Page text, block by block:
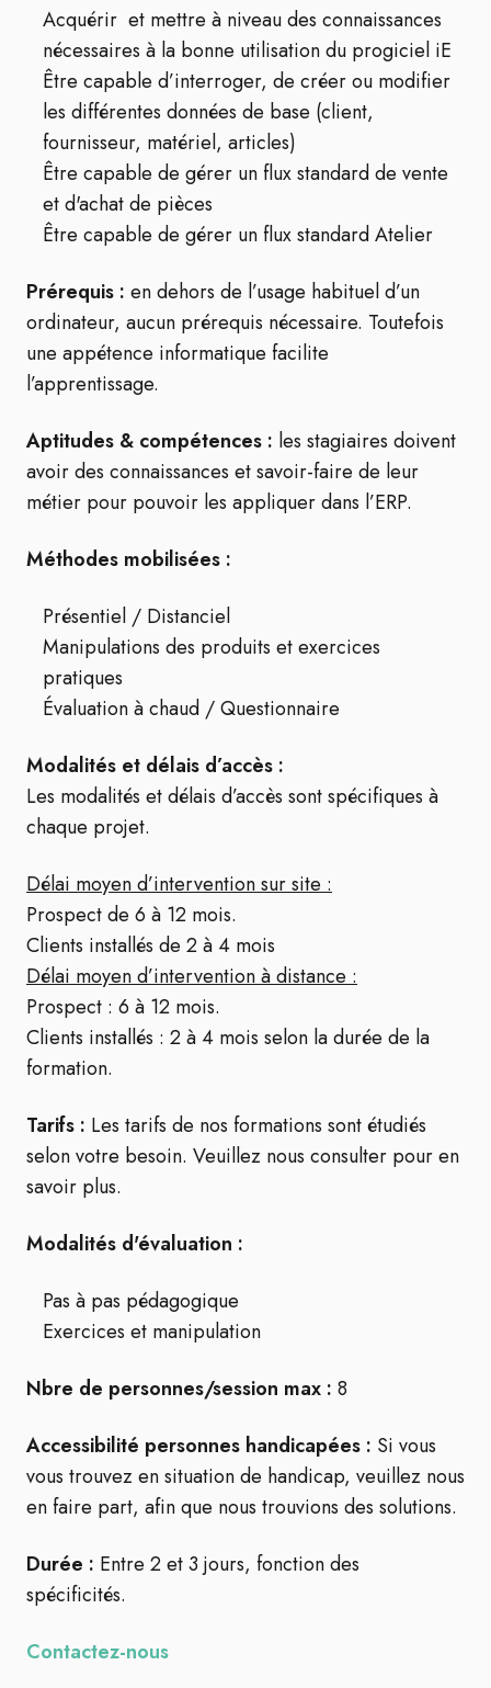
Acquérir et mettre à niveau des connaissances
nécessaires à la bonne utilisation du progiciel iE
Être capable d’interroger, de créer ou modifier
les différentes données de base (client,
fournisseur, matériel, articles)
Être capable de gérer un flux standard de vente
et d'achat de pièces
Être capable de gérer un flux standard Atelier
Prérequis : en dehors de l’usage habituel d’un
ordinateur, aucun prérequis nécessaire. Toutefois
une appétence informatique facilite
l’apprentissage.
Aptitudes & compétences : les stagiaires doivent
avoir des connaissances et savoir-faire de leur
métier pour pouvoir les appliquer dans l’ERP.
Méthodes mobilisées :
Présentiel / Distanciel
Manipulations des produits et exercices
pratiques
Évaluation à chaud / Questionnaire
Modalités et délais d’accès :
Les modalités et délais d’accès sont spécifiques à
chaque projet.
Délai moyen d’intervention sur site :
Prospect de 6 à 12 mois.
Clients installés de 2 à 4 mois
Délai moyen d’intervention à distance :
Prospect : 6 à 12 mois.
Clients installés : 2 à 4 mois selon la durée de la
formation.
Tarifs : Les tarifs de nos formations sont étudiés
selon votre besoin. Veuillez nous consulter pour en
savoir plus.
Modalités d'évaluation :
Pas à pas pédagogique
Exercices et manipulation
Nbre de personnes/session max : 8
Accessibilité personnes handicapées : Si vous
vous trouvez en situation de handicap, veuillez nous
en faire part, afin que nous trouvions des solutions.
Durée : Entre 2 et 3 jours, fonction des
spécificités.
Contactez-nous